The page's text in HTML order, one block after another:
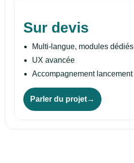
Sur devis
Multi-langue, modules dédiés
UX avancée
Accompagnement lancement
Parler du projet